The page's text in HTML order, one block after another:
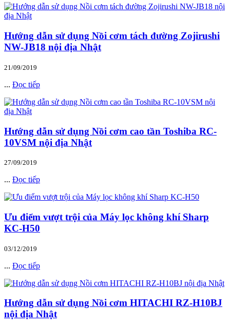
Hướng dẫn sử dụng Nồi cơm tách đường Zojirushi
NW-JB18 nội địa Nhật
21/09/2019
... Đọc tiếp
Hướng dẫn sử dụng Nồi cơm cao tần Toshiba RC-
10VSM nội địa Nhật
27/09/2019
... Đọc tiếp
Ưu điểm vượt trội của Máy lọc không khí Sharp
KC-H50
03/12/2019
... Đọc tiếp
Hướng dẫn sử dụng Nồi cơm HITACHI RZ-H10BJ
nội địa Nhật